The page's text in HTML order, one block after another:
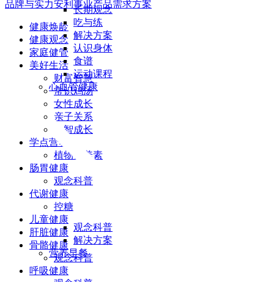
品牌与实力安利事业产品需求方案
健康焕龄
健康观念
家庭健管
美好生活
财富智慧
常识鸡汤
女性成长
亲子关系
心智成长
学点营养
植物营养素
肠胃健康
观念科普
代谢健康
控糖
儿童健康
肝脏健康
骨骼健康
观念科普
呼吸健康
长期观念
吃与练
解决方案
认识身体
食谱
运动课程
心血管健康
观念科普
解决方案
营养早餐